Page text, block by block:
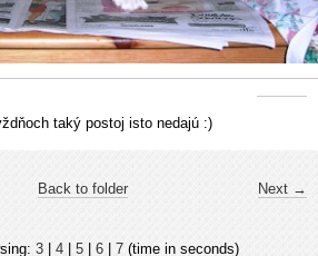
taký postoj isto nedajú :)
Next →
Back to folder
3| 4| 5| 6| 7(time in seconds)